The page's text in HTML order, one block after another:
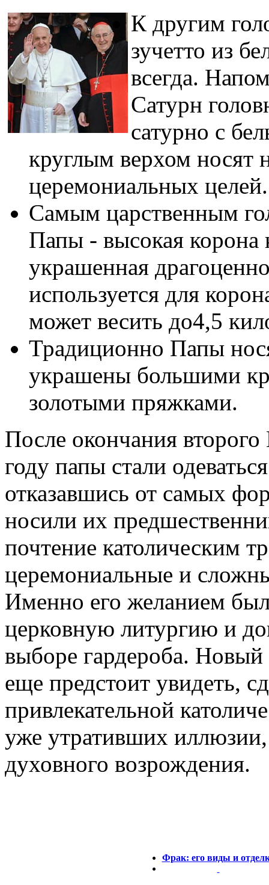
К другим
зучетто из
всегда.
Сатурн
сатурно с
круглым верхом носят
церемониальных целей.
Самым царственным
Папы - высокая
украшенная
используется для
может весить до4,5
Традиционно Папы
украшены большими
золотыми пряжками.
После окончания
году папы стали
отказавшись от самых
носили их
почтение католическим
церемониальные и
Именно его желанием
церковную литургию и
выборе гардероба.
еще предстоит увидеть,
привлекательной
уже утративших иллюзии,
духовного возрождения.
Фрак: его виды и